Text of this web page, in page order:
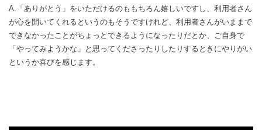
A.「ありがとう」をいただけるのももちろん嬉しいですし、利用者さん
が心を開いてくれるというのもそうですけれど、利用者さんがいままで
できなかったことがちょっとできるようになったりだとか、ご自身で
「やってみようかな」と思ってくださったりしたりするときにやりがい
というか喜びを感じます。